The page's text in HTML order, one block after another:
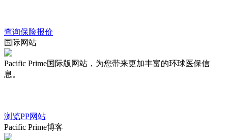
查询保险报价
国际网站
Pacific Prime国际版网站，为您带来更加丰富的环球医保信
息。
浏览PP网站
Pacific Prime博客